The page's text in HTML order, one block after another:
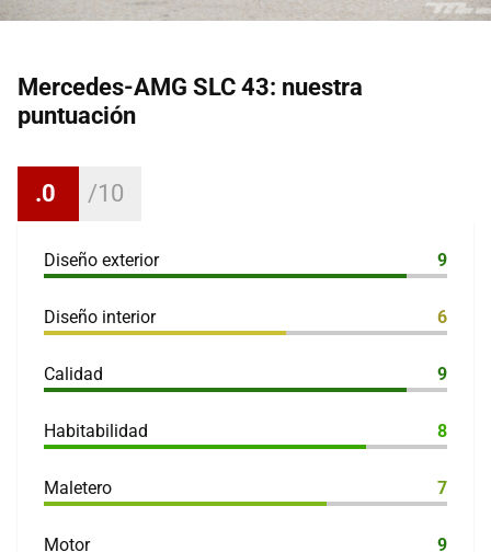
Mercedes-AMG SLC 43: nuestra
puntuación
.0
Diseño exterior 9
Diseño interior 6
Calidad 9
Habitabilidad 8
Maletero 7
Motor 9